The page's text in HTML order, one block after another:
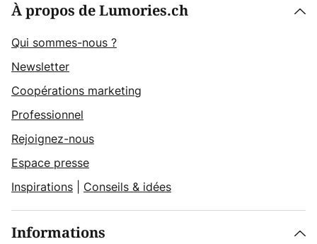
À propos de Lumories.ch
Qui sommes-nous ?
Newsletter
Coopérations marketing
Professionnel
Rejoignez-nous
Espace presse
Inspirations
Conseils & idées
Informations